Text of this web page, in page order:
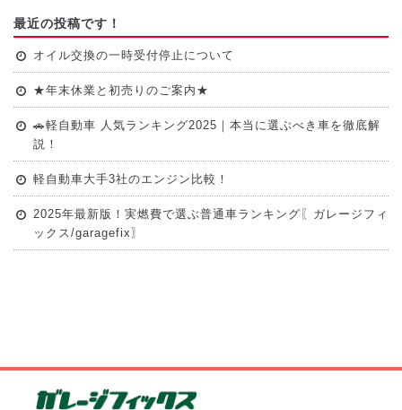
最近の投稿です！
オイル交換の一時受付停止について
★年末休業と初売りのご案内★
🚗軽自動車 人気ランキング2025｜本当に選ぶべき車を徹底解
説！
軽自動車大手3社のエンジン比較！
2025年最新版！実燃費で選ぶ普通車ランキング〖ガレージフィ
ックス/garagefix〗